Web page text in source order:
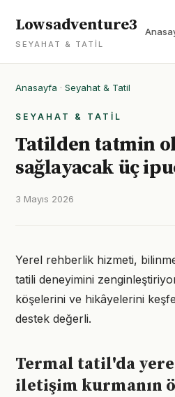
Lowsadventure3
SEYAHAT & TATIL
Anasayfa · Seyahat & Tatil
SEYAHAT & TATIL
Tatilden tatmin
sağlayacak üç
3 Mayıs 2026
Yerel rehberlik hizmeti,
tatili deneyimini
köşelerini ve hikâyelerini
destek değerli.
Termal tatil'da
iletişim kurmanın